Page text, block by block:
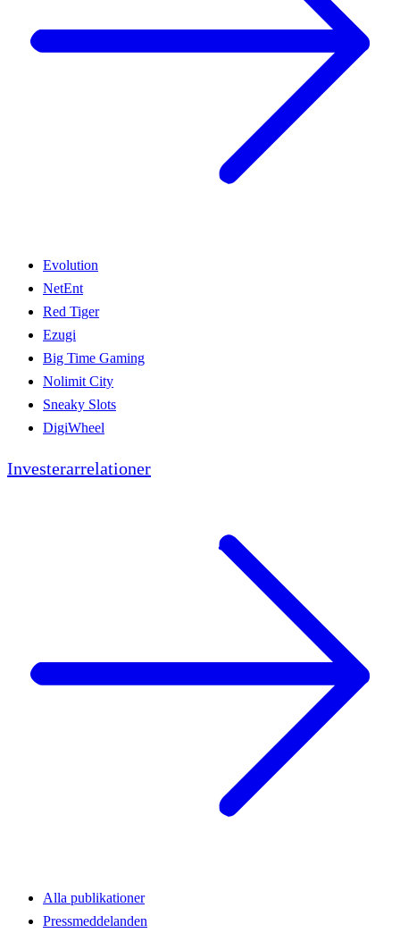
Evolution
NetEnt
Red Tiger
Ezugi
Big Time Gaming
Nolimit City
Sneaky Slots
DigiWheel
Investerarrelationer
Alla publikationer
Pressmeddelanden